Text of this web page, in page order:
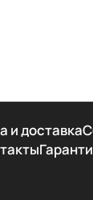
и доставка